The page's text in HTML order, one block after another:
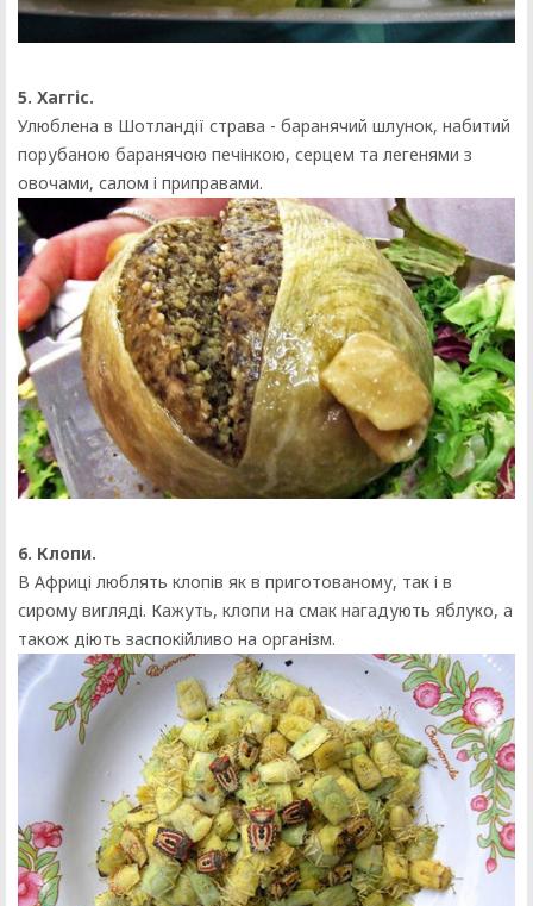
5. Хаггіс.
Улюблена в Шотландії страва - баранячий шлунок, набитий
порубаною баранячою печінкою, серцем та легенями з
овочами, салом і приправами.
6. Клопи.
В Африці люблять клопів як в приготованому, так і в
сирому вигляді. Кажуть, клопи на смак нагадують яблуко, а
також діють заспокійливо на організм.